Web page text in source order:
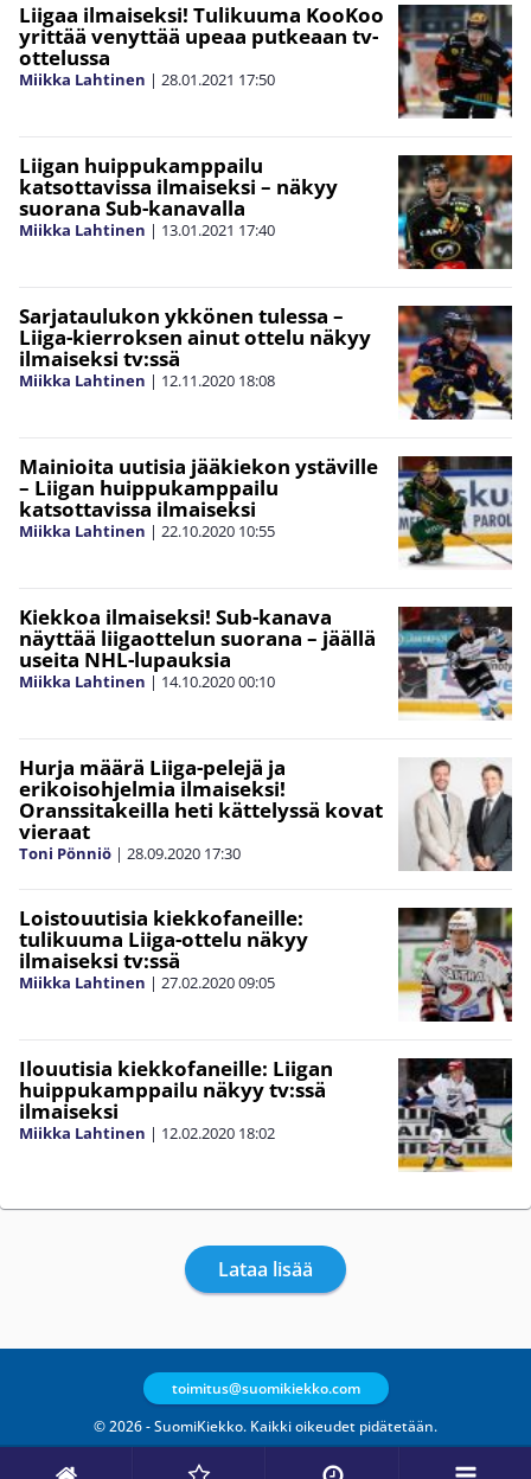
Liigaa ilmaiseksi! Tulikuuma KooKoo
yrittää venyttää upeaa putkeaan tv-
ottelussa
Miikka Lahtinen | 28.01.2021 17:50
Liigan huippukamppailu
katsottavissa ilmaiseksi – näkyy
suorana Sub-kanavalla
Miikka Lahtinen | 13.01.2021 17:40
Sarjataulukon ykkönen tulessa –
Liiga-kierroksen ainut ottelu näkyy
ilmaiseksi tv:ssä
Miikka Lahtinen | 12.11.2020 18:08
Mainioita uutisia jääkiekon ystäville
– Liigan huippukamppailu
katsottavissa ilmaiseksi
Miikka Lahtinen | 22.10.2020 10:55
Kiekkoa ilmaiseksi! Sub-kanava
näyttää liigaottelun suorana – jäällä
useita NHL-lupauksia
Miikka Lahtinen | 14.10.202000:10
Hurja määrä Liiga-pelejä ja
erikoisohjelmia ilmaiseksi!
Oranssitakeilla heti kättelyssä kovat
vieraat
Toni Pönniö | 28.09.2020 17:30
Loistouutisia kiekkofaneille:
tulikuuma Liiga-ottelu näkyy
ilmaiseksi tv:ssä
Miikka Lahtinen | 27.02.202009:05
Ilouutisia kiekkofaneille: Liigan
huippukamppailu näkyy tv:ssä
ilmaiseksi
Miikka Lahtinen | 12.02.2020 18:02
Lataa lisää
© 2026 - SuomiKiekko. Kaikki oikeudet pidätetään.
toimitus@suomikiekko.com